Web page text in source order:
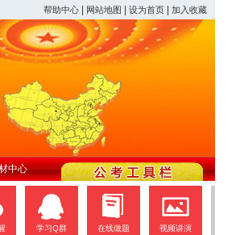
帮助中心 网站地图 设为首页 加入收藏
中心
学习Q群 在线做题 视频讲演